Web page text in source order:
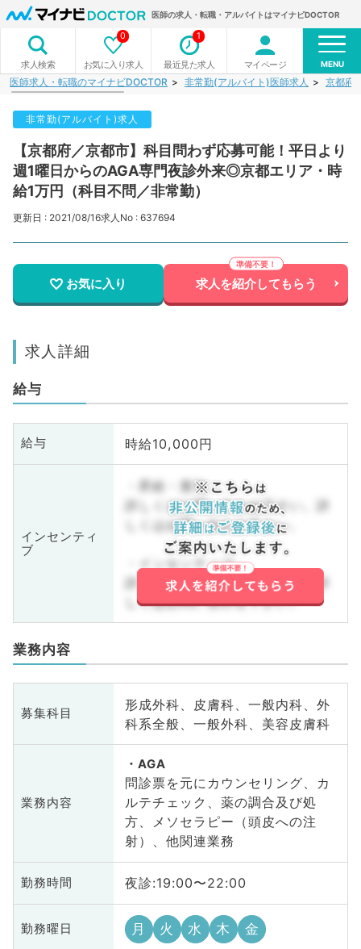
医師の求人・転職・アルバイトはマイナビDOCTOR
求人検索 お気に入り求人
0
最近見た求人
1
マイページ MENU
医師求人・転職のマイナビDOCTOR 非常勤(アルバイト)医師求人 京都府
非常勤(アルバイト)求人
【京都府／京都市】科目問わず応募可能！平日より
週1曜日からのAGA専門夜診外来◎京都エリア・時
給1万円（科目不問／非常勤）
更新日 : 2021/08/16求人No : 637694
お気に入り 求人を紹介してもらう
求人詳細
給与
給与 時給10,000円
インセンティ
ブ
・昇給・賞与
詳しくはお問い合わせ下さい。詳
しくはお問い合わせ下さい。
・インセンティブ
詳しくはお問い合わせ下さい。詳
しくはお問い合わせ下さい。
業務内容
募集科目
形成外科、皮膚科、一般内科、外
科系全般、一般外科、美容皮膚科
業務内容
AGA
問診票を元にカウンセリング、カ
ルテチェック、薬の調合及び処
方、メソセラピー（頭皮への注
射）、他関連業務
勤務時間 夜診:19:00〜22:00
勤務曜日 月 火 水 木 金